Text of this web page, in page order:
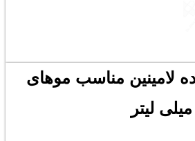
لامینین مناسب موهای